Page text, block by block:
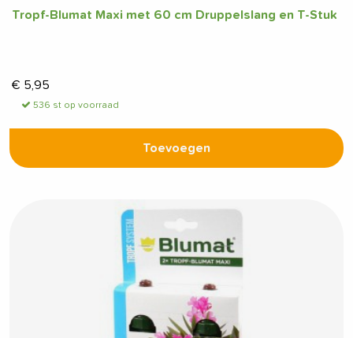
Tropf-Blumat Maxi met 60 cm Druppelslang en T-Stuk
€ 5,95
536 st op voorraad
Toevoegen